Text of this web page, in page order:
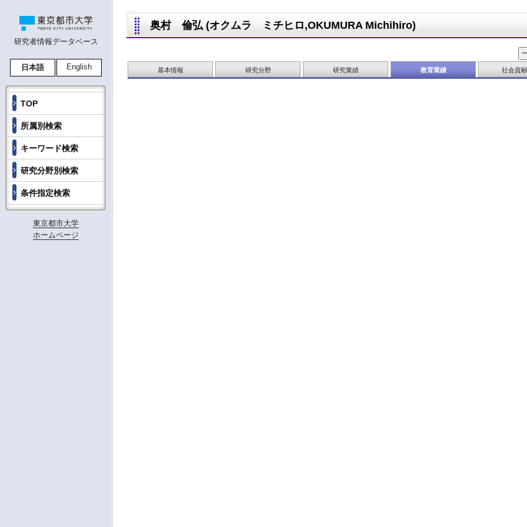
研究者情報データベース
日本語 English
TOP
所属別検索
キーワード検索
研究分野別検索
条件指定検索
東京都市大学
ホームページ
奥村 倫弘 (オクムラ ミチヒロ,OKUMURA Michihiro)
基本情報 研究分野 研究業績 教育業績 社会貢